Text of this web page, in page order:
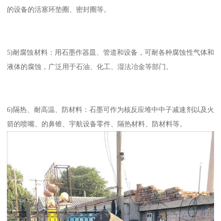
的设备的活塞环垫圈、密封圈等。
5)耐腐蚀材料：用石墨作器皿、管道和设备，可耐各种腐蚀性气体和
液体的腐蚀，广泛用于石油、化工、湿法冶金等部门。
6)隔热、耐高温、防材料：石墨可作为核反应堆中中子减速剂以及火
箭的喷嘴、的鼻锥、宇航设备零件、隔热材料、防材料等。